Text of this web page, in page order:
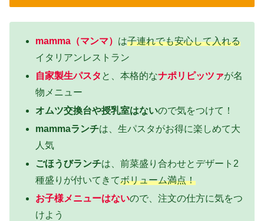
mamma（マンマ） は子連れでも安心して入れる
イタリアンレストラン
自家製生パスタ と、本格的なナポリピッツァが名
物メニュー
オムツ交換台や授乳室はないので気をつけて！
mammaランチは、生パスタがお得に楽しめて大
人気
ごほうびランチは、前菜盛り合わせとデザート2
種盛りが付いてきてボリューム満点！
お子様メニューはないので、注文の仕方に気をつ
けよう